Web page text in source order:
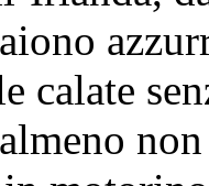
calate